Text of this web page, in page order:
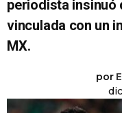
periodista insinuó
vinculada con un
MX.
por